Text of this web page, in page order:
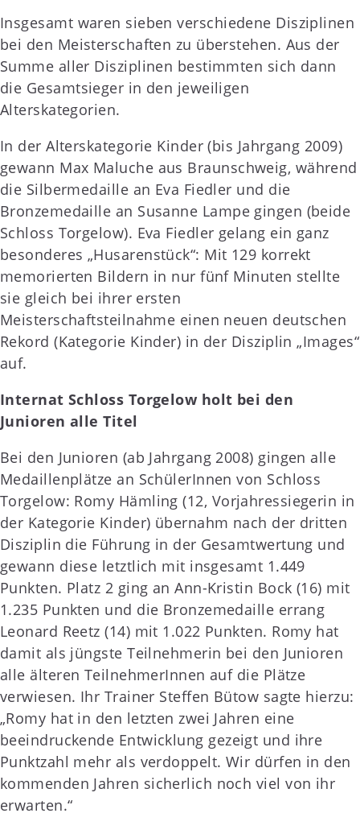
Insgesamt waren sieben verschiedene Disziplinen
bei den Meisterschaften zu überstehen. Aus der
Summe aller Disziplinen bestimmten sich dann
die Gesamtsieger in den jeweiligen
Alterskategorien.
In der Alterskategorie Kinder (bis Jahrgang 2009)
gewann Max Maluche aus Braunschweig, während
die Silbermedaille an Eva Fiedler und die
Bronzemedaille an Susanne Lampe gingen (beide
Schloss Torgelow). Eva Fiedler gelang ein ganz
besonderes „Husarenstück“: Mit 129 korrekt
memorierten Bildern in nur fünf Minuten stellte
sie gleich bei ihrer ersten
Meisterschaftsteilnahme einen neuen deutschen
Rekord (Kategorie Kinder) in der Disziplin „Images“
auf.
Internat Schloss Torgelow holt bei den
Junioren alle Titel
Bei den Junioren (ab Jahrgang 2008) gingen alle
Medaillenplätze an SchülerInnen von Schloss
Torgelow: Romy Hämling (12, Vorjahressiegerin in
der Kategorie Kinder) übernahm nach der dritten
Disziplin die Führung in der Gesamtwertung und
gewann diese letztlich mit insgesamt 1.449
Punkten. Platz 2 ging an Ann-Kristin Bock (16) mit
1.235 Punkten und die Bronzemedaille errang
Leonard Reetz (14) mit 1.022 Punkten. Romy hat
damit als jüngste Teilnehmerin bei den Junioren
alle älteren TeilnehmerInnen auf die Plätze
verwiesen. Ihr Trainer Steffen Bütow sagte hierzu:
„Romy hat in den letzten zwei Jahren eine
beeindruckende Entwicklung gezeigt und ihre
Punktzahl mehr als verdoppelt. Wir dürfen in den
kommenden Jahren sicherlich noch viel von ihr
erwarten.“